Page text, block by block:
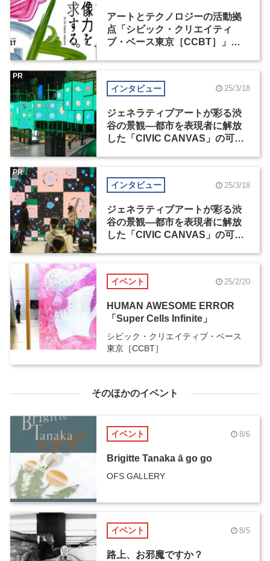
アートとテクノロジーの活動拠
点「シビック・クリエイティ
ブ・ベース東京［CCBT］」が
インタビュー 25/3/18
ジェネラティブアートが彩る渋
谷の景観―都市を表現者に解放
した「CIVIC CANVAS」の可能
PR
インタビュー 25/3/18
ジェネラティブアートが彩る渋
谷の景観―都市を表現者に解放
した「CIVIC CANVAS」の可能
PR
イベント 25/2/20
HUMAN AWESOME ERROR
「Super Cells Infinite」
シビック・クリエイティブ・ベース
東京［CCBT］
そのほかのイベント
イベント 8/6
Brigitte Tanaka ā go go
OFS GALLERY
イベント 8/5
路上、お邪魔ですか？